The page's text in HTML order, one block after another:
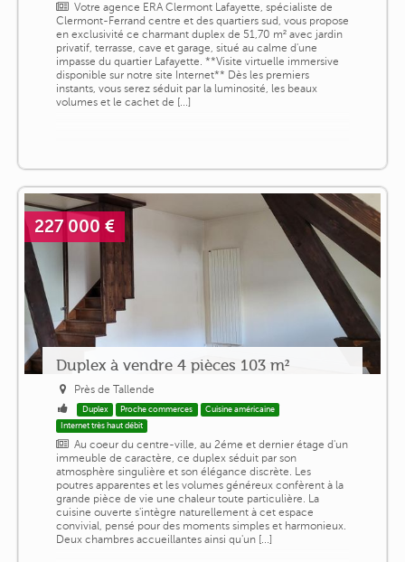
Votre agence ERA Clermont Lafayette, spécialiste de
Clermont-Ferrand centre et des quartiers sud, vous propose
en exclusivité ce charmant duplex de 51,70 m² avec jardin
privatif, terrasse, cave et garage, situé au calme d'une
impasse du quartier Lafayette. **Visite virtuelle immersive
disponible sur notre site Internet** Dès les premiers
instants, vous serez séduit par la luminosité, les beaux
volumes et le cachet de [...]
227 000 €
Duplex à vendre 4 pièces 103 m²
Près de Tallende
Duplex Proche commerces
Cuisine américaine
Internet très haut débit
Au coeur du centre-ville, au 2éme et dernier étage d'un
immeuble de caractère, ce duplex séduit par son
atmosphère singulière et son élégance discrète. Les
poutres apparentes et les volumes généreux confèrent à la
grande pièce de vie une chaleur toute particulière. La
cuisine ouverte s'intègre naturellement à cet espace
convivial, pensé pour des moments simples et harmonieux.
Deux chambres accueillantes ainsi qu'un [...]